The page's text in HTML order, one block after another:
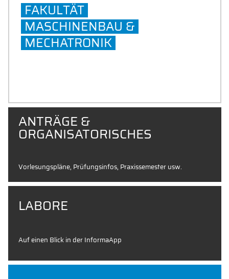
FAKULTÄT
MASCHINENBAU &
MECHATRONIK
ANTRÄGE &
ORGANISATORISCHES
Vorlesungspläne, Prüfungsinfos, Praxissemester usw.
LABORE
Auf einen Blick in der InformaApp